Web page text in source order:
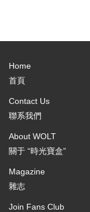
Home
首頁
Contact Us
聯系我們
About WOLT
關于 “時光寶盒”
Magazine
雜志
Join Fans Club